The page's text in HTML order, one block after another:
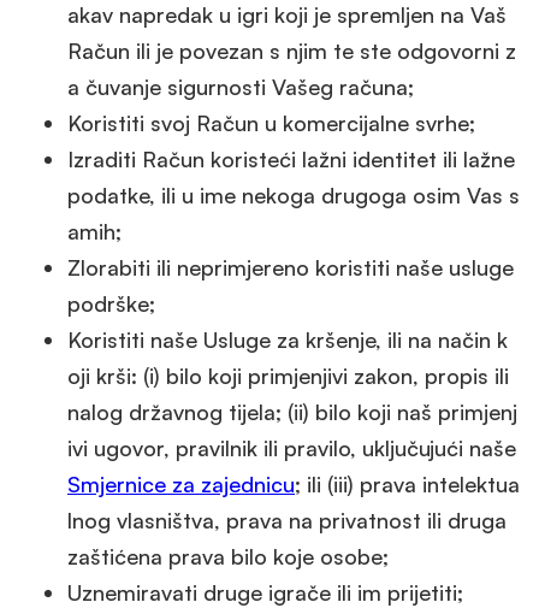
akav napredak u igri koji je spremljen na Vaš
Račun ili je povezan s njim te ste odgovorni z
a čuvanje sigurnosti Vašeg računa;
Koristiti svoj Račun u komercijalne svrhe;
Izraditi Račun koristeći lažni identitet ili lažne
podatke, ili u ime nekoga drugoga osim Vas s
amih;
Zlorabiti ili neprimjereno koristiti naše usluge
podrške;
Koristiti naše Usluge za kršenje, ili na način k
oji krši: (i) bilo koji primjenjivi zakon, propis ili
nalog državnog tijela; (ii) bilo koji naš primjenj
ivi ugovor, pravilnik ili pravilo, uključujući naše
Smjernice za zajednicu; ili (iii) prava intelektua
lnog vlasništva, prava na privatnost ili druga
zaštićena prava bilo koje osobe;
Uznemiravati druge igrače ili im prijetiti;